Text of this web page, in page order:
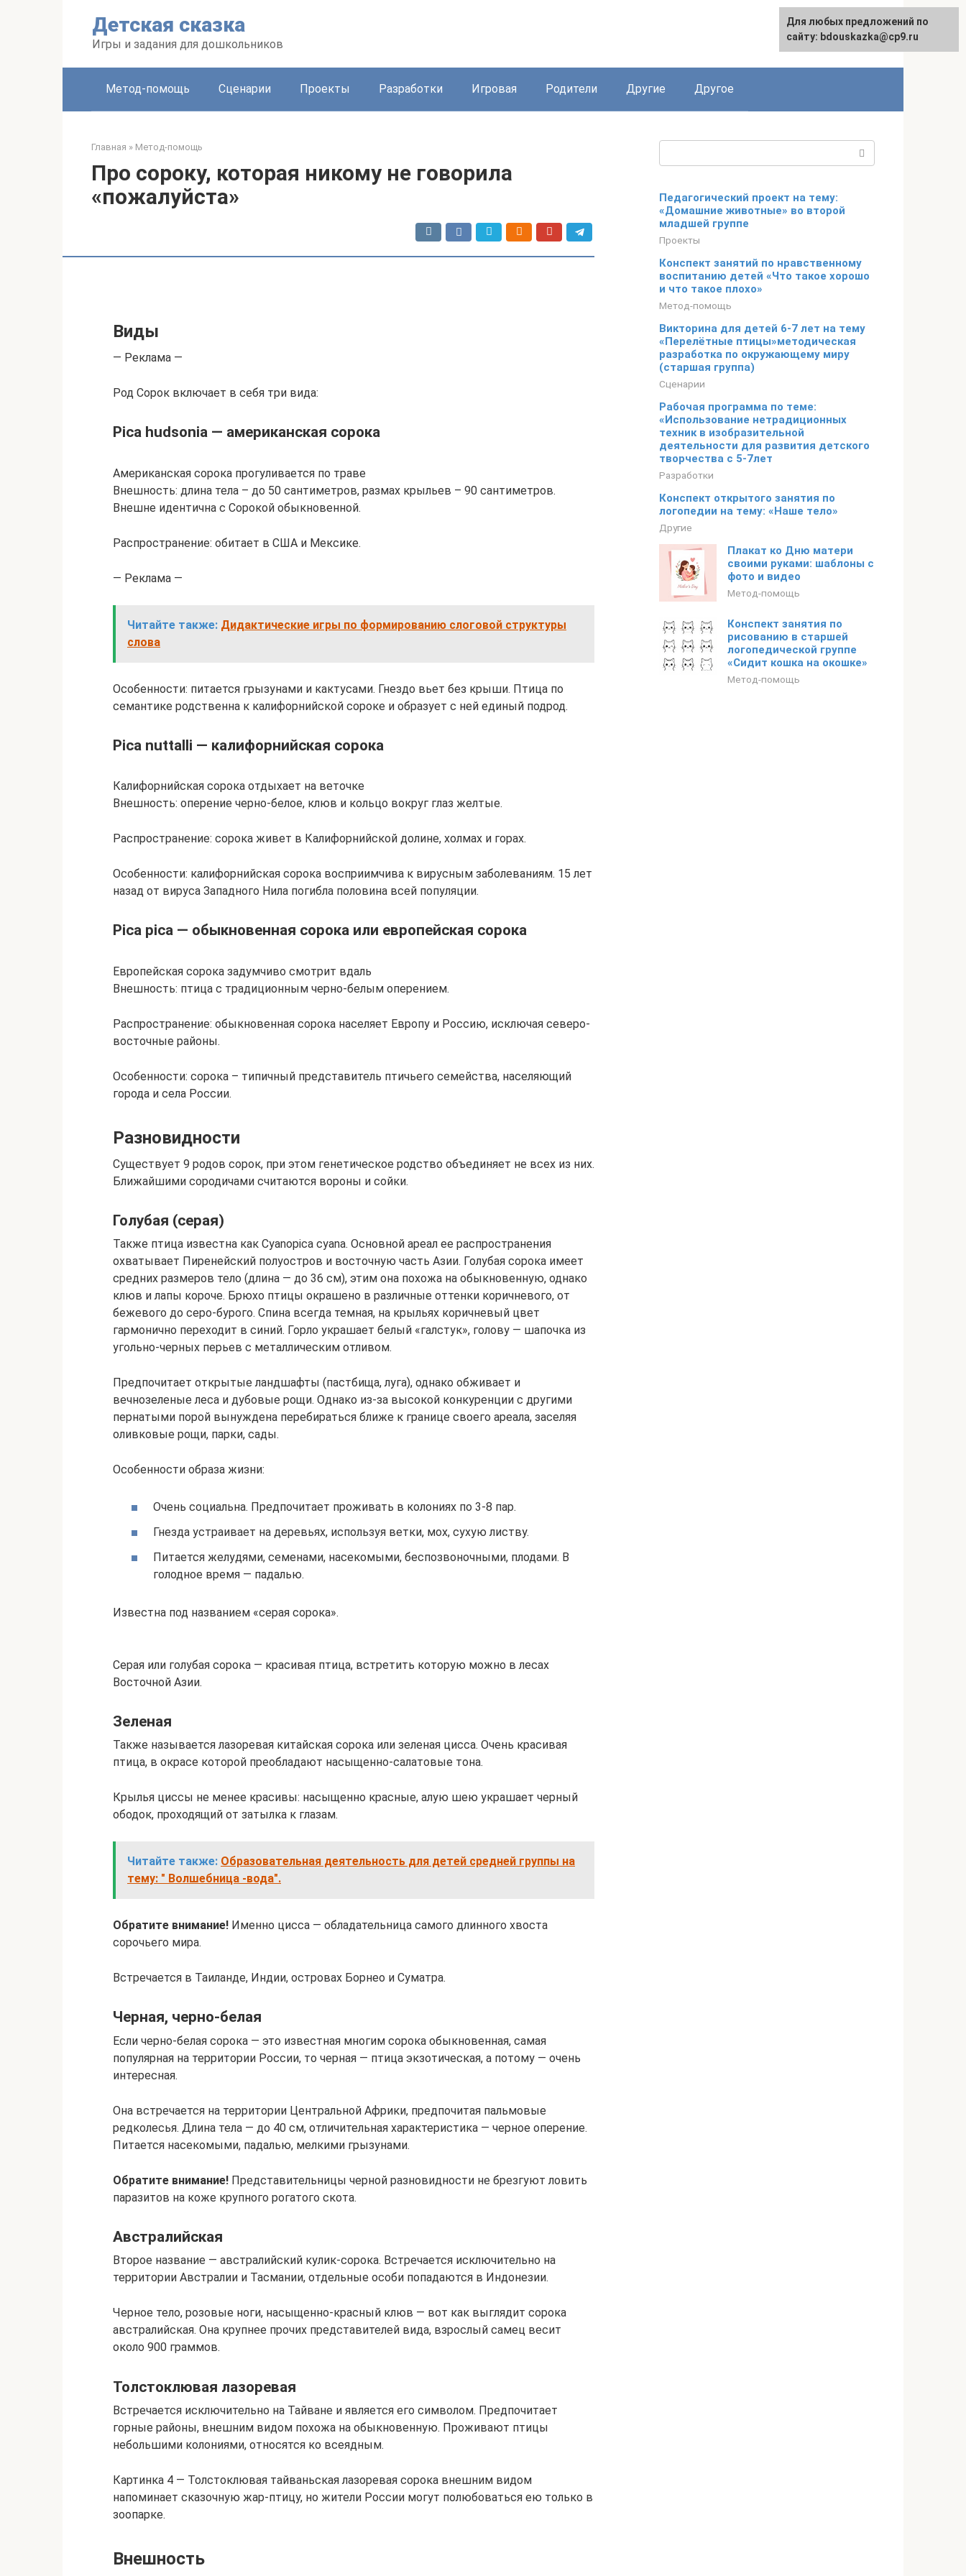
Детская сказка
Игры и задания для дошкольников
Метод-помощь Сценарии Проекты Разработки Игровая Родители Другие Другое
Главная » Метод-помощь
Про сороку, которая никому не говорила
«пожалуйста»
Виды
— Реклама —
Род Сорок включает в себя три вида:
Pica hudsonia — американская сорока
Американская сорока прогуливается по траве
Внешность: длина тела – до 50 сантиметров, размах крыльев – 90 сантиметров.
Внешне идентична с Сорокой обыкновенной.
Распространение: обитает в США и Мексике.
— Реклама —
Читайте также: Дидактические игры по формированию слоговой структуры
слова
Особенности: питается грызунами и кактусами. Гнездо вьет без крыши. Птица по
семантике родственна к калифорнийской сороке и образует с ней единый подрод.
Pica nuttalli — калифорнийская сорока
Калифорнийская сорока отдыхает на веточке
Внешность: оперение черно-белое, клюв и кольцо вокруг глаз желтые.
Распространение: сорока живет в Калифорнийской долине, холмах и горах.
Особенности: калифорнийская сорока восприимчива к вирусным заболеваниям. 15 лет
назад от вируса Западного Нила погибла половина всей популяции.
Pica pica — обыкновенная сорока или европейская сорока
Европейская сорока задумчиво смотрит вдаль
Внешность: птица с традиционным черно-белым оперением.
Распространение: обыкновенная сорока населяет Европу и Россию, исключая северо-
восточные районы.
Особенности: сорока – типичный представитель птичьего семейства, населяющий
города и села России.
Разновидности
Существует 9 родов сорок, при этом генетическое родство объединяет не всех из них.
Ближайшими сородичами считаются вороны и сойки.
Голубая (серая)
Также птица известна как Cyanopica cyana. Основной ареал ее распространения
охватывает Пиренейский полуостров и восточную часть Азии. Голубая сорока имеет
средних размеров тело (длина — до 36 см), этим она похожа на обыкновенную, однако
клюв и лапы короче. Брюхо птицы окрашено в различные оттенки коричневого, от
бежевого до серо-бурого. Спина всегда темная, на крыльях коричневый цвет
гармонично переходит в синий. Горло украшает белый «галстук», голову — шапочка из
угольно-черных перьев с металлическим отливом.
Предпочитает открытые ландшафты (пастбища, луга), однако обживает и
вечнозеленые леса и дубовые рощи. Однако из-за высокой конкуренции с другими
пернатыми порой вынуждена перебираться ближе к границе своего ареала, заселяя
оливковые рощи, парки, сады.
Особенности образа жизни:
Очень социальна. Предпочитает проживать в колониях по 3-8 пар.
Гнезда устраивает на деревьях, используя ветки, мох, сухую листву.
Питается желудями, семенами, насекомыми, беспозвоночными, плодами. В
голодное время — падалью.
Известна под названием «серая сорока».
Серая или голубая сорока — красивая птица, встретить которую можно в лесах
Восточной Азии.
Зеленая
Также называется лазоревая китайская сорока или зеленая цисса. Очень красивая
птица, в окрасе которой преобладают насыщенно-салатовые тона.
Крылья циссы не менее красивы: насыщенно красные, алую шею украшает черный
ободок, проходящий от затылка к глазам.
Читайте также: Образовательная деятельность для детей средней группы на
тему: " Волшебница -вода".
Обратите внимание! Именно цисса — обладательница самого длинного хвоста
сорочьего мира.
Встречается в Таиланде, Индии, островах Борнео и Суматра.
Черная, черно-белая
Если черно-белая сорока — это известная многим сорока обыкновенная, самая
популярная на территории России, то черная — птица экзотическая, а потому — очень
интересная.
Она встречается на территории Центральной Африки, предпочитая пальмовые
редколесья. Длина тела — до 40 см, отличительная характеристика — черное оперение.
Питается насекомыми, падалью, мелкими грызунами.
Обратите внимание! Представительницы черной разновидности не брезгуют ловить
паразитов на коже крупного рогатого скота.
Австралийская
Второе название — австралийский кулик-сорока. Встречается исключительно на
территории Австралии и Тасмании, отдельные особи попадаются в Индонезии.
Черное тело, розовые ноги, насыщенно-красный клюв — вот как выглядит сорока
австралийская. Она крупнее прочих представителей вида, взрослый самец весит
около 900 граммов.
Толстоклювая лазоревая
Встречается исключительно на Тайване и является его символом. Предпочитает
горные районы, внешним видом похожа на обыкновенную. Проживают птицы
небольшими колониями, относятся ко всеядным.
Картинка 4 — Толстоклювая тайваньская лазоревая сорока внешним видом
напоминает сказочную жар-птицу, но жители России могут полюбоваться ею только в
зоопарке.
Внешность
Педагогический проект на тему:
«Домашние животные» во второй
младшей группе
Проекты
Конспект занятий по нравственному
воспитанию детей «Что такое хорошо
и что такое плохо»
Метод-помощь
Викторина для детей 6-7 лет на тему
«Перелётные птицы»методическая
разработка по окружающему миру
(старшая группа)
Сценарии
Рабочая программа по теме:
«Использование нетрадиционных
техник в изобразительной
деятельности для развития детского
творчества с 5-7лет
Разработки
Конспект открытого занятия по
логопедии на тему: «Наше тело»
Другие
Плакат ко Дню матери
своими руками: шаблоны с
фото и видео
Метод-помощь
Конспект занятия по
рисованию в старшей
логопедической группе
«Сидит кошка на окошке»
Метод-помощь
Для любых предложений по
сайту: bdouskazka@cp9.ru